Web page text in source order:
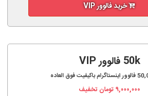
خرید فالوور VIP
50k فالوور VIP
فالوور اینستاگرام باکیفیت فوق العاده
۹,۰۰۰,۰۰۰ تومان تخفیف